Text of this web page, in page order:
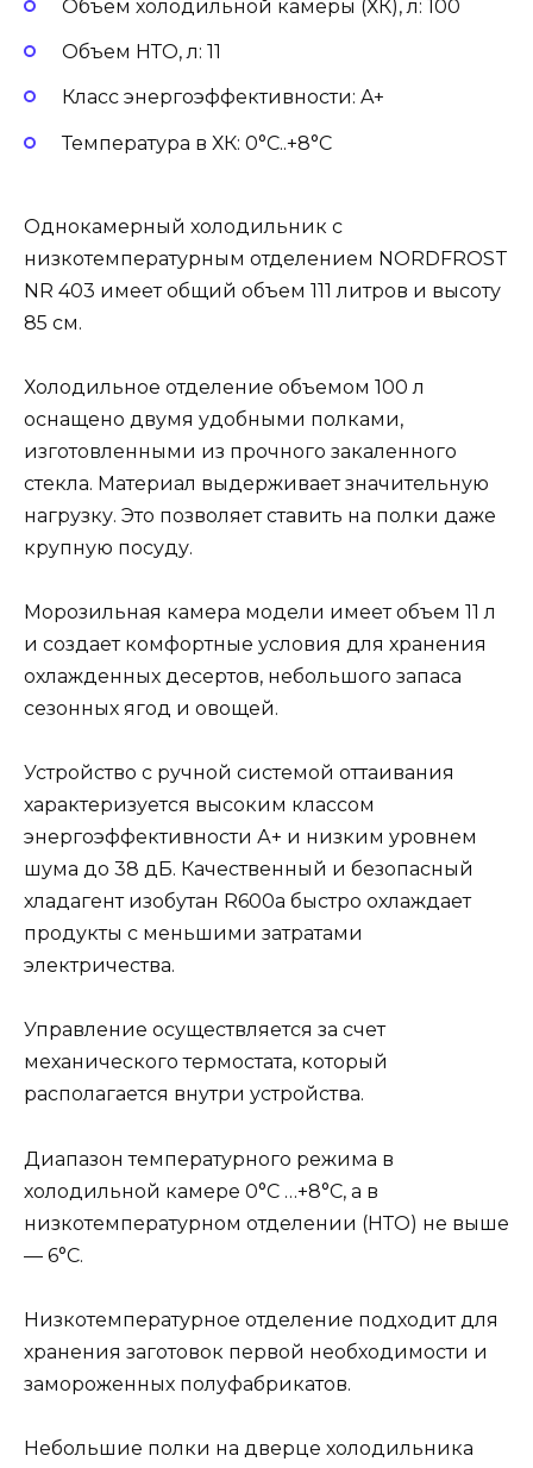
Объем холодильной камеры (ХК), л: 100
Объем НТО, л: 11
Класс энергоэффективности: A+
Температура в ХК: 0°С..+8°С
Однокамерный холодильник c
низкотемпературным отделением NORDFROST
NR 403 имеет общий объем 111 литров и высоту
85 см.
Холодильное отделение объемом 100 л
оснащено двумя удобными полками,
изготовленными из прочного закаленного
стекла. Материал выдерживает значительную
нагрузку. Это позволяет ставить на полки даже
крупную посуду.
Морозильная камера модели имеет объем 11 л
и создает комфортные условия для хранения
охлажденных десертов, небольшого запаса
сезонных ягод и овощей.
Устройство с ручной системой оттаивания
характеризуется высоким классом
энергоэффективности А+ и низким уровнем
шума до 38 дБ. Качественный и безопасный
хладагент изобутан R600a быстро охлаждает
продукты с меньшими затратами
электричества.
Управление осуществляется за счет
механического термостата, который
располагается внутри устройства.
Диапазон температурного режима в
холодильной камере 0°С …+8°С, а в
низкотемпературном отделении (НТО) не выше
— 6°С.
Низкотемпературное отделение подходит для
хранения заготовок первой необходимости и
замороженных полуфабрикатов.
Небольшие полки на дверце холодильника